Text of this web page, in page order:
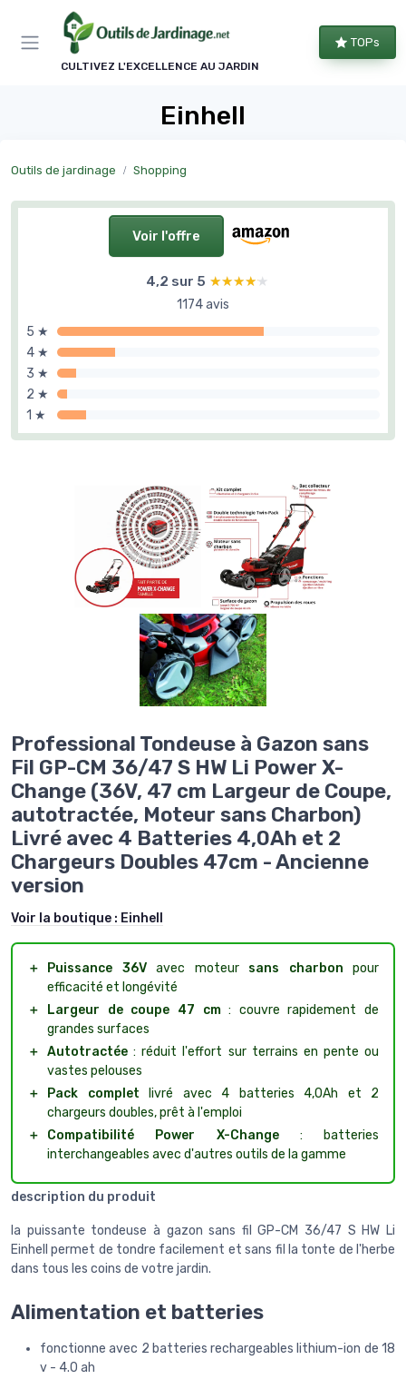
CULTIVEZ L'EXCELLENCE AU JARDIN
TOPs
Einhell
Outils de jardinage Shopping
Voir l'offre
4,2 sur 5 ★★★★★
★★★★★
1174 avis
5 ★
4 ★
3 ★
2 ★
1 ★
Professional Tondeuse à Gazon sans
Fil GP-CM 36/47 S HW Li Power X-
Change (36V, 47 cm Largeur de Coupe,
autotractée, Moteur sans Charbon)
Livré avec 4 Batteries 4,0Ah et 2
Chargeurs Doubles 47cm - Ancienne
version
Voir la boutique : Einhell
＋ Puissance 36Vavec moteur sans charbon pour
efficacité et longévité
＋
Largeur de coupe 47 cm: couvre rapidement de
grandes surfaces
＋ Autotractée : réduit l'effort sur terrains en pente ou
vastes pelouses
＋
Pack complet livré avec 4 batteries 4,0Ah et 2
chargeurs doubles, prêt à l'emploi
＋
Compatibilité Power X-Change: batteries
interchangeables avec d'autres outils de la gamme
description du produit
la puissante tondeuse à gazon sans fil GP-CM 36/47 S HW Li
Einhell permet de tondre facilement et sans fil la tonte de l'herbe
dans tous les coins de votre jardin.
Alimentation et batteries
fonctionne avec 2 batteries rechargeables lithium-ion de 18
v - 4.0 ah
Panneau de gestion des cookies